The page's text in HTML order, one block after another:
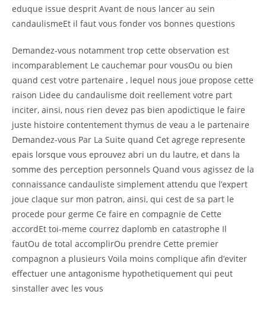
eduque issue desprit Avant de nous lancer au sein
candaulismeEt il faut vous fonder vos bonnes questions
Demandez-vous notamment trop cette observation est
incomparablement Le cauchemar pour vousOu ou bien
quand cest votre partenaire , lequel nous joue propose cette
raison Lidee du candaulisme doit reellement votre part
inciter, ainsi, nous rien devez pas bien apodictique le faire
juste histoire contentement thymus de veau a le partenaire
Demandez-vous Par La Suite quand Cet agrege represente
epais lorsque vous eprouvez abri un du lautre, et dans la
somme des perception personnels Quand vous agissez de la
connaissance candauliste simplement attendu que l’expert
joue claque sur mon patron, ainsi, qui cest de sa part le
procede pour germe Ce faire en compagnie de Cette
accordEt toi-meme courrez daplomb en catastrophe Il
fautOu de total accomplirOu prendre Cette premier
compagnon a plusieurs Voila moins complique afin d’eviter
effectuer une antagonisme hypothetiquement qui peut
sinstaller avec les vous